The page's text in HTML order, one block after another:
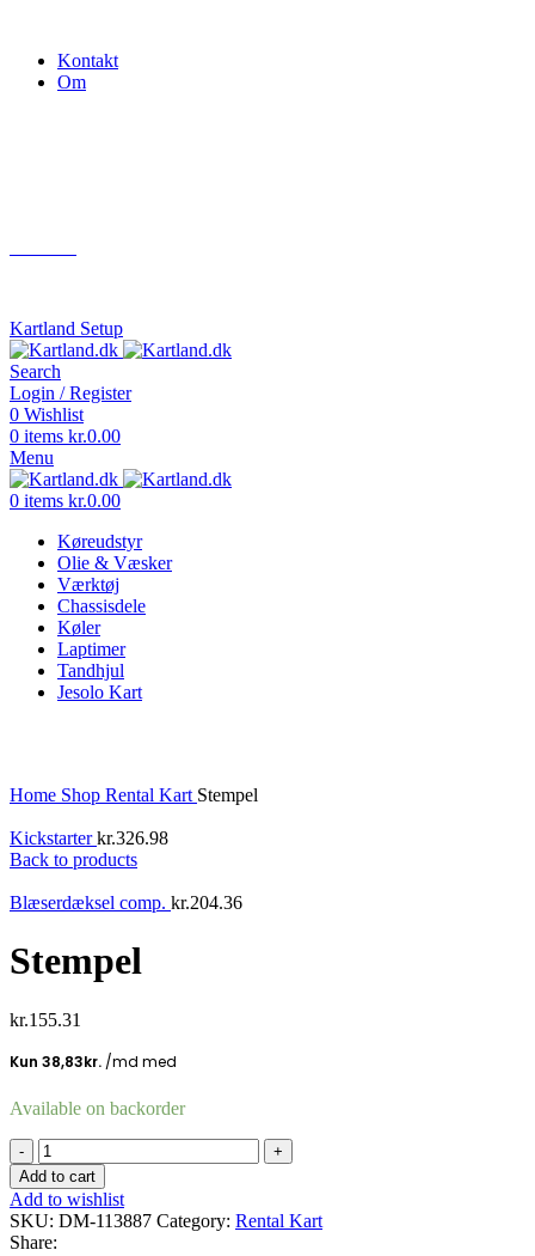
Kontakt
Om
Kartland Setup
Search
Login / Register
0 Wishlist
0 items kr.0.00
Menu
0 items kr.0.00
Køreudstyr
Olie & Væsker
Værktøj
Chassisdele
Køler
Laptimer
Tandhjul
Jesolo Kart
Home Shop Rental Kart Stempel
Kickstarterkr.326.98
Back to products
Blæserdæksel comp. kr.204.36
Stempel
kr.155.31
Available on backorder
Stempel
quantity
Add to cart
Add to wishlist
SKU: DM-113887 Category: Rental Kart
Share: